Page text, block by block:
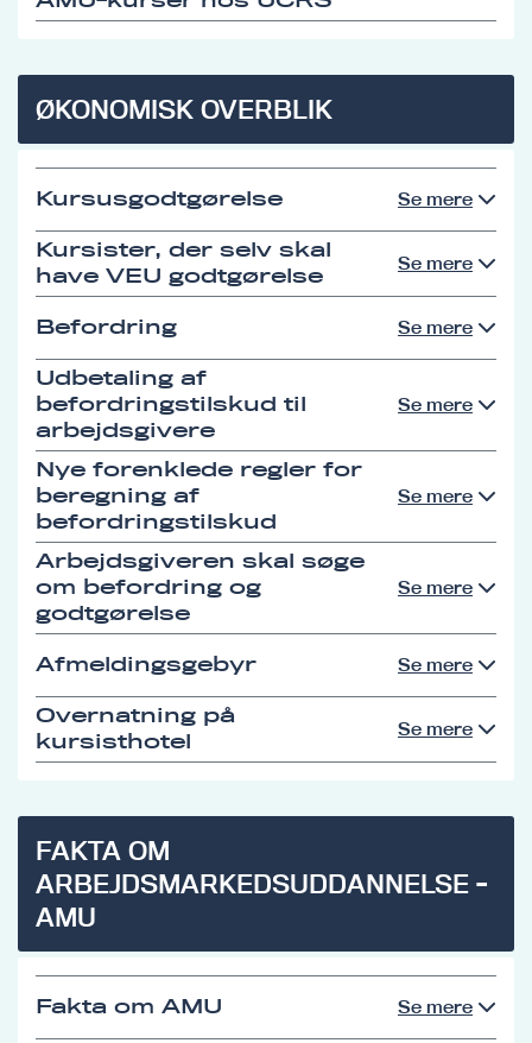
ØKONOMISK OVERBLIK
Kursusgodtgørelse Se mere
Kursister, der selv skal
have VEU godtgørelse
Se mere
Befordring Se mere
Udbetaling af
befordringstilskud til
arbejdsgivere
Se mere
Nye forenklede regler for
beregning af
befordringstilskud
Se mere
Arbejdsgiveren skal søge
om befordring og
godtgørelse
Se mere
Afmeldingsgebyr Se mere
Overnatning på
kursisthotel
Se mere
FAKTA OM
ARBEJDSMARKEDSUDDANNELSE -
AMU
Fakta om AMU Se mere